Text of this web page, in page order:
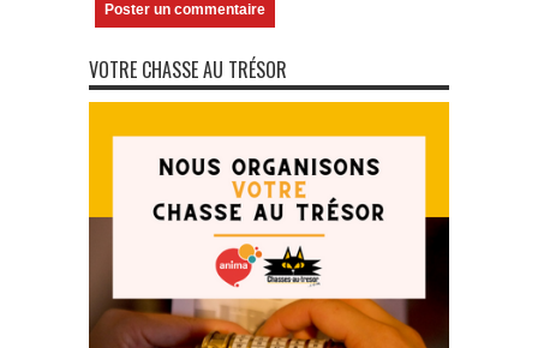
VOTRE CHASSE AU TRÉSOR